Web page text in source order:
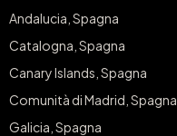
Andalucia, Spagna
Catalogna, Spagna
Canary Islands, Spagna
Comunità di Madrid, Spagna
Galicia, Spagna